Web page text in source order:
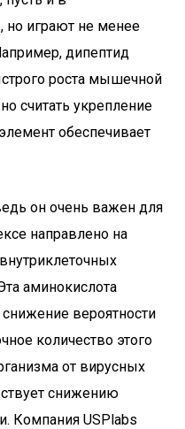
но играют не менее
дипептид
роста мышечной
считать укрепление
обеспечивает
он очень важен для
направлено на
аминокислота
вероятности
количество этого
от вирусных
снижению
Компания USPlabs